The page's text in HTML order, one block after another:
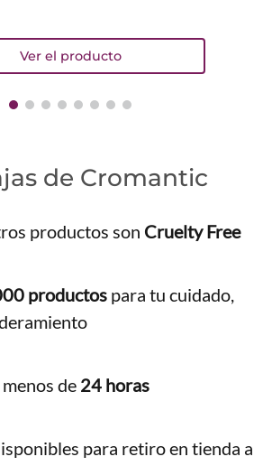
de Cromantic
productos son Cruelty Free
productos para tu cuidado,
de 24 horas
para retiro en tienda a